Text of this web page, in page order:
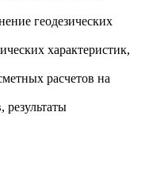
геодезических
характеристик,
расчетов на